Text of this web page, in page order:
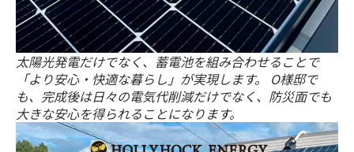
太陽光発電だけでなく、蓄電池を組み合わせることで
「より安心・快適な暮らし」が実現します。 O様邸で
も、完成後は日々の電気代削減だけでなく、防災面でも
大きな安心を得られることになります。